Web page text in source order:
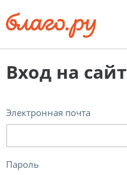
Вход на сайт
Электронная почта
Пароль